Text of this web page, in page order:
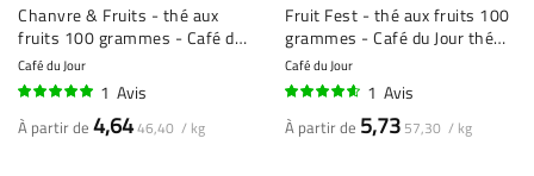
Chanvre & Fruits - thé aux
fruits 100 grammes - Café du
Jour thé en vrac
Café du Jour
1 Avis
À partir de 4,6446,40 / kg
Fruit Fest - thé aux fruits 100
grammes - Café du Jour thé
en vrac
Café du Jour
1 Avis
À partir de 5,73 57,30 / kg